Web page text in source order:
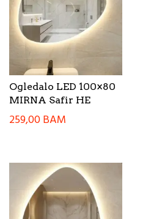
Ogledalo LED 100×80
MIRNA Safir HE
259,00BAM